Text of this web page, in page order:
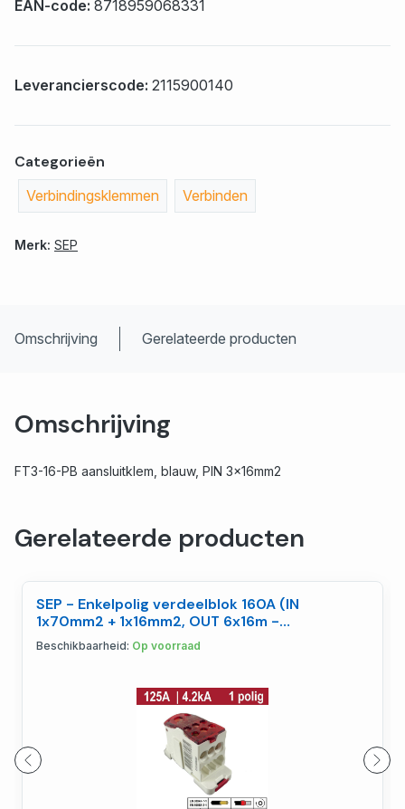
EAN-code: 8718959068331
Leverancierscode: 2115900140
Categorieën
Verbindingsklemmen Verbinden
Merk: SEP
Omschrijving Gerelateerde producten
Omschrijving
FT3-16-PB aansluitklem, blauw, PIN 3x16mm2
Gerelateerde producten
SEP - Enkelpolig verdeelblok 160A (IN
1x70mm2 + 1x16mm2, OUT 6x16m -
2112100020
Beschikbaarheid: Op voorraad